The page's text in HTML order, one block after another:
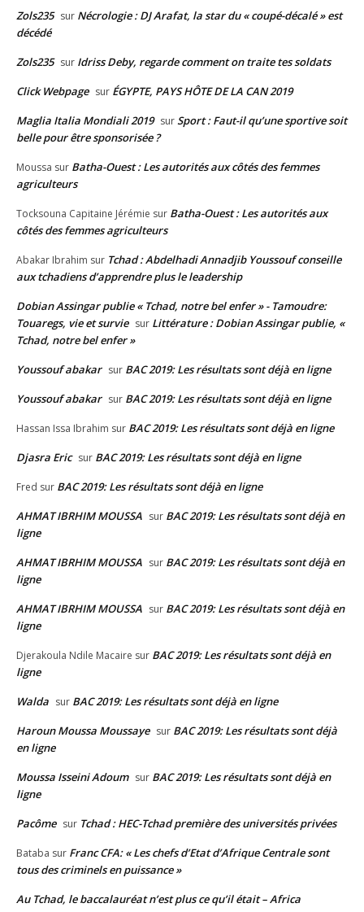
Zols235 sur Nécrologie : DJ Arafat, la star du « coupé-décalé » est
décédé
Zols235 sur Idriss Deby, regarde comment on traite tes soldats
Click Webpage sur ÉGYPTE, PAYS HÔTE DE LA CAN 2019
Maglia Italia Mondiali 2019 surSport : Faut-il qu’une sportive soit
belle pour être sponsorisée ?
Moussa sur Batha-Ouest : Les autorités aux côtés des femmes
agriculteurs
Tocksouna Capitaine Jérémie sur Batha-Ouest : Les autorités aux
côtés des femmes agriculteurs
Abakar Ibrahim sur Tchad : Abdelhadi Annadjib Youssouf conseille
aux tchadiens d’apprendre plus le leadership
Dobian Assingar publie « Tchad, notre bel enfer » - Tamoudre:
Touaregs, vie et survie sur Littérature : Dobian Assingar publie, «
Tchad, notre bel enfer »
Youssouf abakar sur BAC 2019: Les résultats sont déjà en ligne
Youssouf abakar sur BAC 2019: Les résultats sont déjà en ligne
Hassan Issa Ibrahim sur BAC 2019: Les résultats sont déjà en ligne
Djasra Eric sur BAC 2019: Les résultats sont déjà en ligne
Fred sur BAC 2019: Les résultats sont déjà en ligne
AHMAT IBRHIM MOUSSA sur BAC 2019: Les résultats sont déjà en
ligne
AHMAT IBRHIM MOUSSA sur BAC 2019: Les résultats sont déjà en
ligne
AHMAT IBRHIM MOUSSA sur BAC 2019: Les résultats sont déjà en
ligne
Djerakoula Ndile Macaire sur BAC 2019: Les résultats sont déjà en
ligne
Walda sur BAC 2019: Les résultats sont déjà en ligne
Haroun Moussa Moussaye sur BAC 2019: Les résultats sont déjà
en ligne
Moussa Isseini Adoum sur BAC 2019: Les résultats sont déjà en
ligne
Pacôme sur Tchad : HEC-Tchad première des universités privées
Bataba sur Franc CFA: « Les chefs d’Etat d’Afrique Centrale sont
tous des criminels en puissance »
Au Tchad, le baccalauréat n’est plus ce qu’il était – Africa